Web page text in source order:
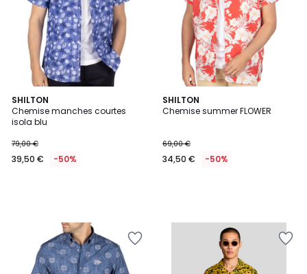
SHILTON
Chemise manches courtes
isola blu
79,00 €
39,50 € -50%
SHILTON
Chemise summer FLOWER
69,00 €
34,50 € -50%